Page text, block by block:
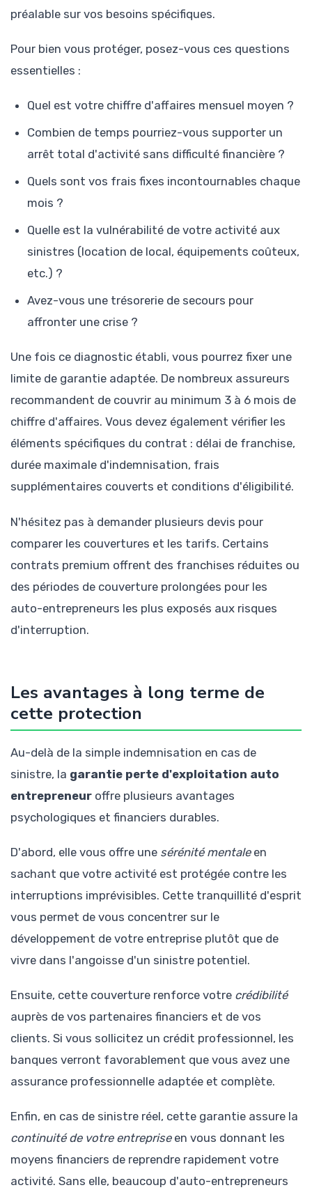
préalable sur vos besoins spécifiques.
Pour bien vous protéger, posez-vous ces questions
essentielles :
Quel est votre chiffre d'affaires mensuel moyen ?
Combien de temps pourriez-vous supporter un
arrêt total d'activité sans difficulté financière ?
Quels sont vos frais fixes incontournables chaque
mois ?
Quelle est la vulnérabilité de votre activité aux
sinistres (location de local, équipements coûteux,
etc.) ?
Avez-vous une trésorerie de secours pour
affronter une crise ?
Une fois ce diagnostic établi, vous pourrez fixer une
limite de garantie adaptée. De nombreux assureurs
recommandent de couvrir au minimum 3 à 6 mois de
chiffre d'affaires. Vous devez également vérifier les
éléments spécifiques du contrat : délai de franchise,
durée maximale d'indemnisation, frais
supplémentaires couverts et conditions d'éligibilité.
N'hésitez pas à demander plusieurs devis pour
comparer les couvertures et les tarifs. Certains
contrats premium offrent des franchises réduites ou
des périodes de couverture prolongées pour les
auto-entrepreneurs les plus exposés aux risques
d'interruption.
Les avantages à long terme de
cette protection
Au-delà de la simple indemnisation en cas de
sinistre, la garantie perte d'exploitation auto
entrepreneur offre plusieurs avantages
psychologiques et financiers durables.
D'abord, elle vous offre une sérénité mentaleen
sachant que votre activité est protégée contre les
interruptions imprévisibles. Cette tranquillité d'esprit
vous permet de vous concentrer sur le
développement de votre entreprise plutôt que de
vivre dans l'angoisse d'un sinistre potentiel.
Ensuite, cette couverture renforce votre crédibilité
auprès de vos partenaires financiers et de vos
clients. Si vous sollicitez un crédit professionnel, les
banques verront favorablement que vous avez une
assurance professionnelle adaptée et complète.
Enfin, en cas de sinistre réel, cette garantie assure la
continuité de votre entrepriseen vous donnant les
moyens financiers de reprendre rapidement votre
activité. Sans elle, beaucoup d'auto-entrepreneurs